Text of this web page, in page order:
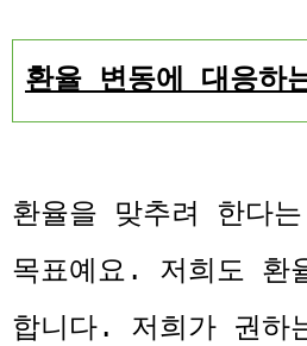
환율 변동에 대응하
환율을 맞추려 한다
목표예요. 저희도 환
합니다. 저희가 권하